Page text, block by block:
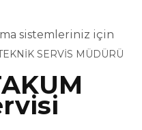
sistemleriniz için
SERVİS MÜDÜRÜ